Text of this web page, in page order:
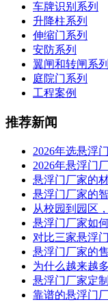
车牌识别系列
升降柱系列
伸缩门系列
安防系列
翼闸和转闸系列
庭院门系列
工程案例
推荐新闻
2026年选悬浮
2026年悬浮门
悬浮门厂家的
悬浮门厂家的
从校园到园区
悬浮门厂家如
对比三家悬浮
悬浮门厂家的
为什么越来越
悬浮门厂家定
靠谱的悬浮门